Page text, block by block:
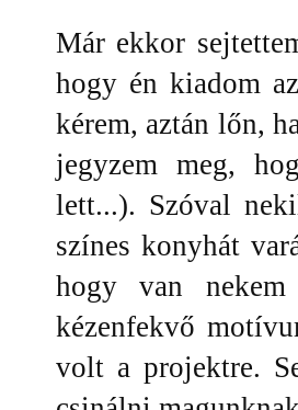
Már ekkor
hogy én kiadom
kérem, aztán lőn,
jegyzem meg,
lett...). Szóval
színes konyhát
hogy van
kézenfekvő
volt a projektre.